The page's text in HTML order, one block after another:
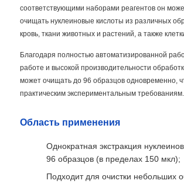
соответствующими наборами реагентов он
очищать нуклеиновые кислоты из различных
кровь, ткани животных и растений, а также
Благодаря полностью автоматизированной
работе и высокой производительности
может очищать до 96 образцов одновременно,
практическим экспериментальным требованиям.
Область применения
Однократная экстракция
96 образцов (в пределах 150 мкл);
Подходит для очистки небольших